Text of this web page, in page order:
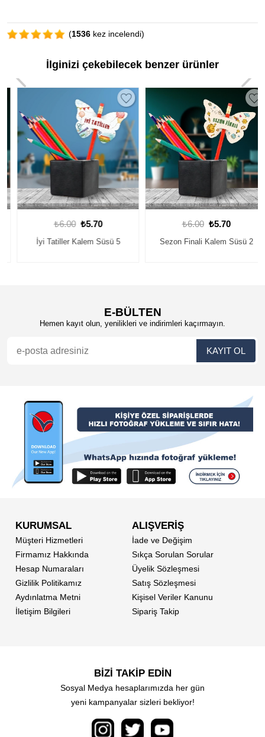
(1536 kez incelendi)
İlginizi çekebilecek benzer ürünler
₺6.00 ₺5.70
İyi Tatiller Kalem Süsü 5
₺6.00 ₺5.70
Sezon Finali Kalem Süsü 2
E-BÜLTEN
Hemen kayıt olun, yenilikleri ve indirimleri kaçırmayın.
KURUMSAL
Müşteri Hizmetleri
Firmamız Hakkında
Hesap Numaraları
Gizlilik Politikamız
Aydınlatma Metni
İletişim Bilgileri
ALIŞVERİŞ
İade ve Değişim
Sıkça Sorulan Sorular
Üyelik Sözleşmesi
Satış Sözleşmesi
Kişisel Veriler Kanunu
Sipariş Takip
BİZİ TAKİP EDİN
Sosyal Medya hesaplarımızda her gün
yeni kampanyalar sizleri bekliyor!